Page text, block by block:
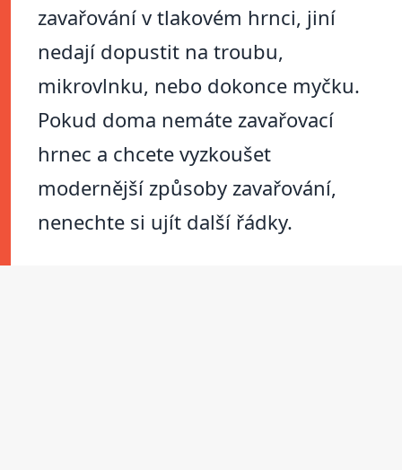
zavařování v tlakovém hrnci, jiní
nedají dopustit na troubu,
mikrovlnku, nebo dokonce myčku.
Pokud doma nemáte zavařovací
hrnec a chcete vyzkoušet
modernější způsoby zavařování,
nenechte si ujít další řádky.